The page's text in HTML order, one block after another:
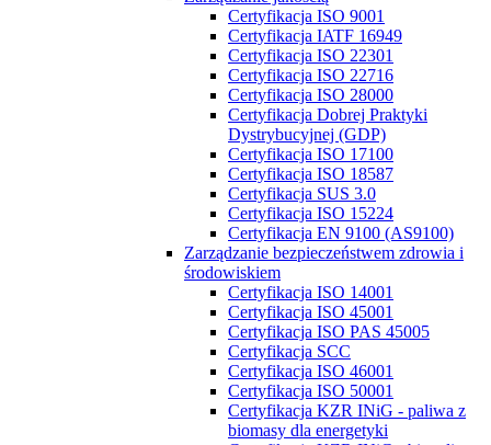
Certyfikacja ISO 9001
Certyfikacja IATF 16949
Certyfikacja ISO 22301
Certyfikacja ISO 22716
Certyfikacja ISO 28000
Certyfikacja Dobrej Praktyki
Dystrybucyjnej (GDP)
Certyfikacja ISO 17100
Certyfikacja ISO 18587
Certyfikacja SUS 3.0
Certyfikacja ISO 15224
Certyfikacja EN 9100 (AS9100)
Zarządzanie bezpieczeństwem zdrowia i
środowiskiem
Certyfikacja ISO 14001
Certyfikacja ISO 45001
Certyfikacja ISO PAS 45005
Certyfikacja SCC
Certyfikacja ISO 46001
Certyfikacja ISO 50001
Certyfikacja KZR INiG - paliwa z
biomasy dla energetyki